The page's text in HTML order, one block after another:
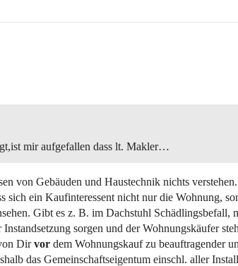
mir aufgefallen dass lt. Makler…
von Gebäuden und Haustechnik nichts
sich ein Kaufinteressent nicht nur die Wohnung,
Gibt es z. B. im Dachstuhl Schädlingsbefall,
sorgen und der Wohnungskäufer
Dirvor dem Wohnungskauf zu beauftragender
das Gemeinschaftseigentum einschl. aller